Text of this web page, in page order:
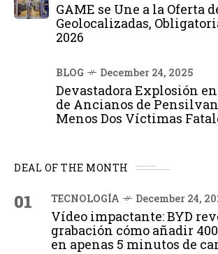
GAME se Une a la Oferta
Geolocalizadas,
2026
BLOG December 24, 2025
Devastadora Explosión
de Ancianos de
Menos Dos Víctimas
DEAL OF THE MONTH
01 TECNOLOGÍA December 24,
Vídeo impactante: BYD
grabación cómo añadir
en apenas 5 minutos de